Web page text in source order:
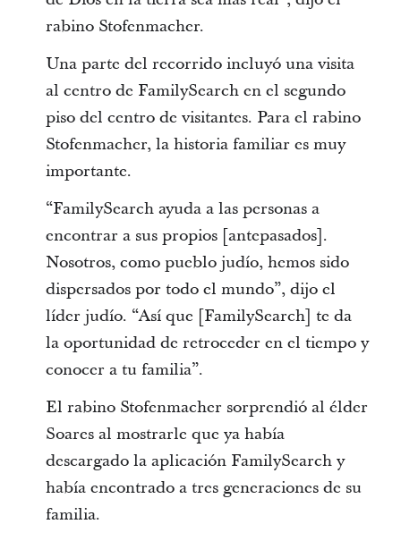
rabino Stofenmacher.
Una parte del recorrido incluyó una visita
al centro de FamilySearch en el segundo
piso del centro de visitantes. Para el rabino
Stofenmacher, la historia familiar es muy
importante.
“FamilySearch ayuda a las personas a
encontrar a sus propios [antepasados].
Nosotros, como pueblo judío, hemos sido
dispersados por todo el mundo”, dijo el
líder judío. “Así que [FamilySearch] te da
la oportunidad de retroceder en el tiempo y
conocer a tu familia”.
El rabino Stofenmacher sorprendió al élder
Soares al mostrarle que ya había
descargado la aplicación FamilySearch y
había encontrado a tres generaciones de su
familia.